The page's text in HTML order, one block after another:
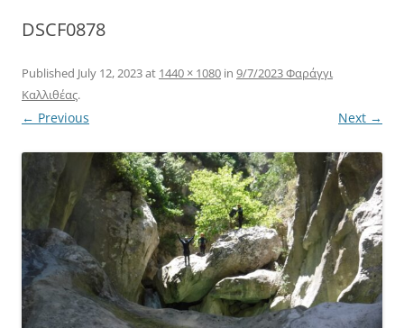
DSCF0878
Published July 12, 2023at 1440 × 1080 in 9/7/2023 Φαράγγι
Καλλιθέας.
← Previous Next →